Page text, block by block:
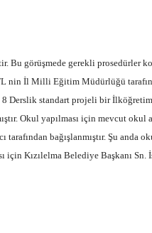
görüşmede gerekli prosedürler
nin İl Milli Eğitim Müdürlüğü
standart projeli bir
Okul yapılması için mevcut
bağışlanmıştır. Şu anda
Kızılelma Belediye Başkanı Sn.